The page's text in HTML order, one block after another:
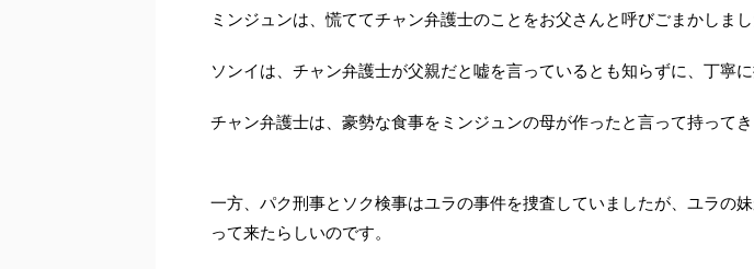
ミンジュンは、慌ててチャン弁護士のことをお父さんと呼びごまかしまし
ソンイは、チャン弁護士が父親だと嘘を言っているとも知らずに、丁寧に
チャン弁護士は、豪勢な食事をミンジュンの母が作ったと言って持ってき
一方、パク刑事とソク検事はユラの事件を捜査していましたが、ユラの
って来たらしいのです。